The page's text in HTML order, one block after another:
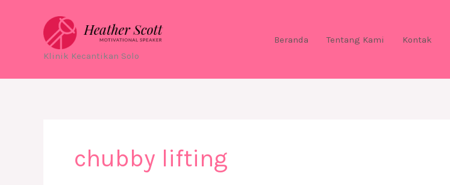
Klinik Kecantikan Solo
Beranda Tentang Kami Kontak
chubby lifting